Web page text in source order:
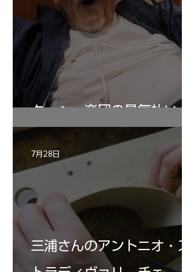
ターヘー楽団の暑気払い
三浦さんのアントニオ・ス
7月28日